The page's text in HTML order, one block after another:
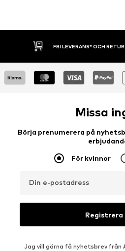
30 DAGARS ÖPPET KÖP
Missa
Börja prenumerera på
För kvinnor
Din e-postadress
Registrera
Jag vill gärna få nyhetsbrev från